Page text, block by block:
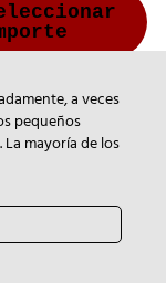
desde
€90,00
Room
a veces
pequeños
mayoría de los